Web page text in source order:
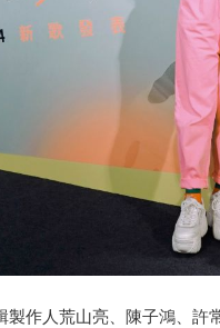
製作人荒山亮、陳子鴻、許